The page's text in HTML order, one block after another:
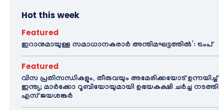
Hot this week
Featured
ഇറാനുമായുള്ള സമാധാനകരാർ അന്തിമഘട്ടത്തിൽ‌’: ട്രംപ്
Featured
വിസ പ്രതിസന്ധികളും, തീരുവയും അമേരിക്കയോട് ഉന്നയിച്ച്
ഇന്ത്യ; മാർക്കോ റൂബിയോയുമായി ഉഭയകക്ഷി ചർച്ച നടത്തി
എസ് ജയശങ്കർ